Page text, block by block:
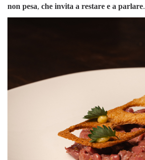
non pesa, che invita a restare e a parlare.